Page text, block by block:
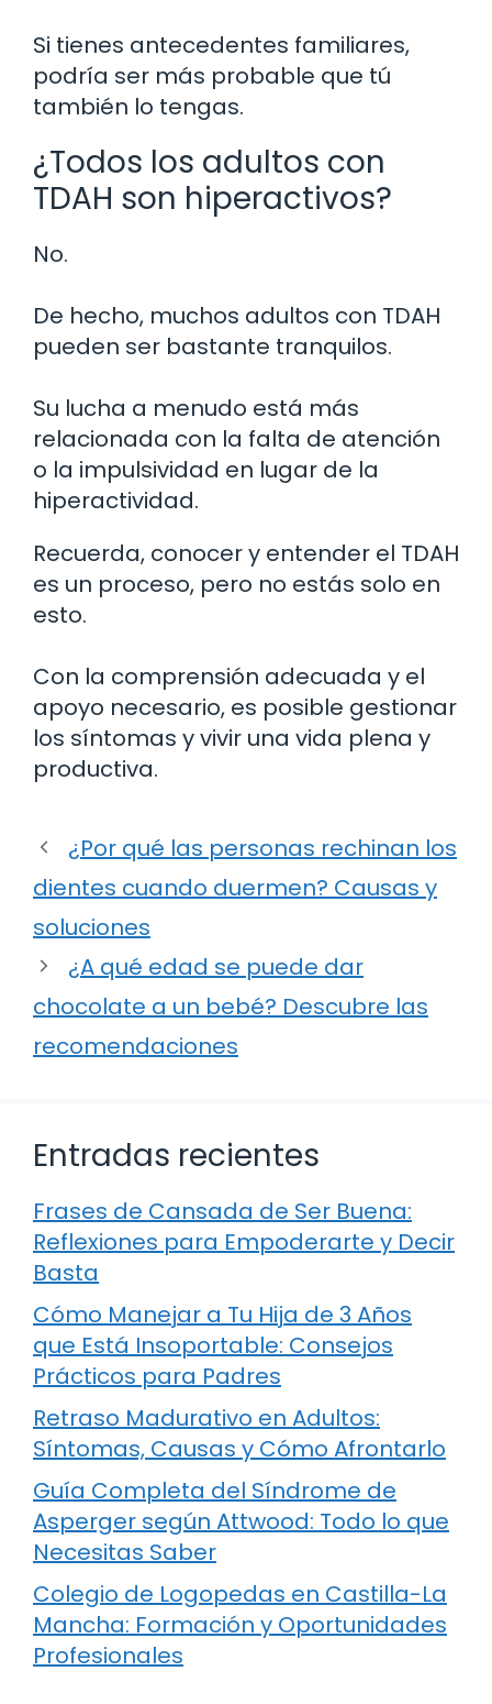
Si tienes antecedentes familiares,
podría ser más probable que tú
también lo tengas.
¿Todos los adultos con
TDAH son hiperactivos?
No.
De hecho, muchos adultos con TDAH
pueden ser bastante tranquilos.
Su lucha a menudo está más
relacionada con la falta de atención
o la impulsividad en lugar de la
hiperactividad.
Recuerda, conocer y entender el TDAH
es un proceso, pero no estás solo en
esto.
Con la comprensión adecuada y el
apoyo necesario, es posible gestionar
los síntomas y vivir una vida plena y
productiva.
¿Por qué las personas rechinan los
dientes cuando duermen? Causas y
soluciones
¿A qué edad se puede dar
chocolate a un bebé? Descubre las
recomendaciones
Entradas recientes
Frases de Cansada de Ser Buena:
Reflexiones para Empoderarte y Decir
Basta
Cómo Manejar a Tu Hija de 3 Años
que Está Insoportable: Consejos
Prácticos para Padres
Retraso Madurativo en Adultos:
Síntomas, Causas y Cómo Afrontarlo
Guía Completa del Síndrome de
Asperger según Attwood: Todo lo que
Necesitas Saber
Colegio de Logopedas en Castilla-La
Mancha: Formación y Oportunidades
Profesionales